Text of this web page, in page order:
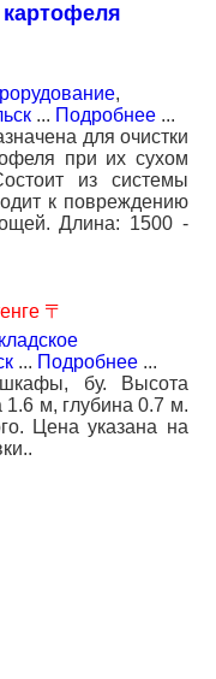
,
... Подробнее ...
для очистки
при их сухом
из системы
к повреждению
Длина: 1500 -
〒
... Подробнее ...
бу. Высота
м, глубина 0.7 м.
Цена указана на